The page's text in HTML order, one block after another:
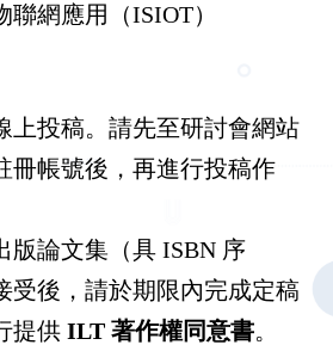
聯網應用（ISIOT）
上投稿。請先至研討會網站
冊帳號後，再進行投稿作
版論文集（具 ISBN 序
受後，請於期限內完成定稿
提供 ILT 著作權同意書。